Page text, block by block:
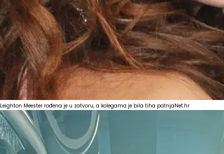
Leighton Meester rođena je u zatvoru, a kolegama je bila tiha patnjaNet.hr